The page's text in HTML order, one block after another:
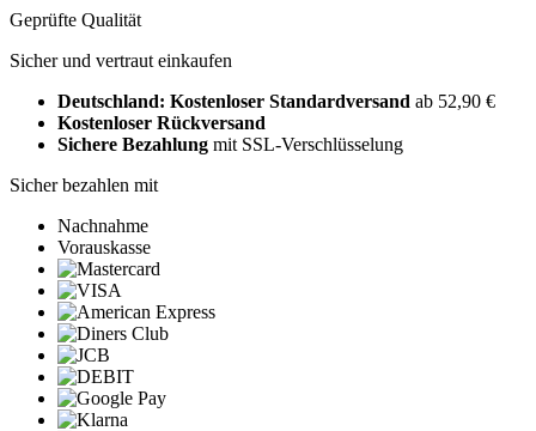
Geprüfte Qualität
Sicher und vertraut einkaufen
Deutschland: Kostenloser Standardversand ab 52,90 €
Kostenloser Rückversand
Sichere Bezahlung mit SSL-Verschlüsselung
Sicher bezahlen mit
Nachnahme
Vorauskasse